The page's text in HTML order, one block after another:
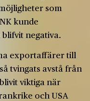
som
kunde
negativa.
exportaffärer till
tvingats avstå från
viktiga när
och USA